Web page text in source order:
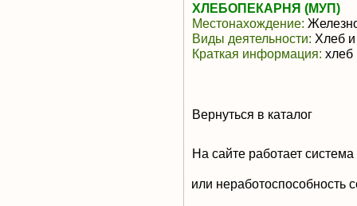
ХЛЕБОПЕКАРНЯ (МУП)
Местонахождение:
Виды деятельности: Хлеб
Краткая информация: хлеб
Вернуться в каталог
На сайте работает
или неработоспособность